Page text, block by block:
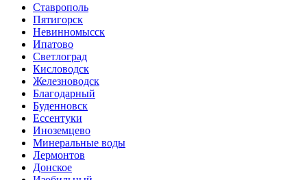
Ставрополь
Пятигорск
Невинномысск
Ипатово
Светлоград
Кисловодск
Железноводск
Благодарный
Буденновск
Ессентуки
Иноземцево
Минеральные воды
Лермонтов
Донское